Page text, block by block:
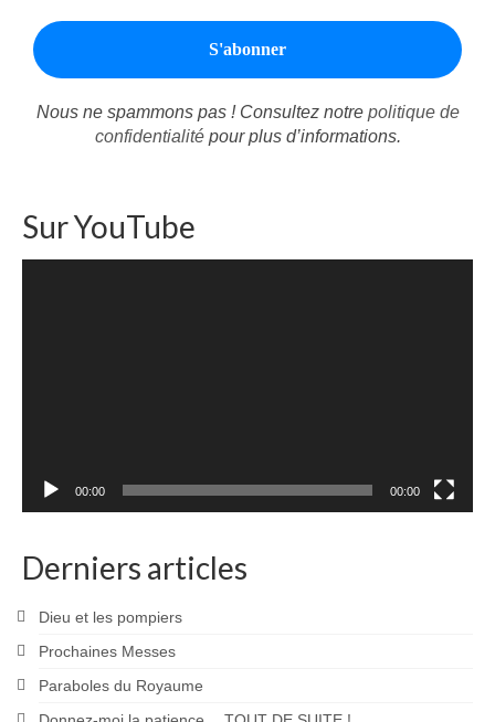
Nous ne spammons pas ! Consultez notre politique de
confidentialitépour plus d’informations.
Sur YouTube
00:00 00:00
Derniers articles
Dieu et les pompiers
Prochaines Messes
Paraboles du Royaume